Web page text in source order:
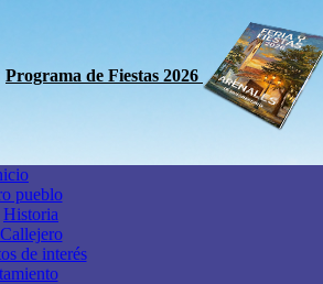
Programa de Fiestas 2026
pueblo
Historia
Callejero
de interés